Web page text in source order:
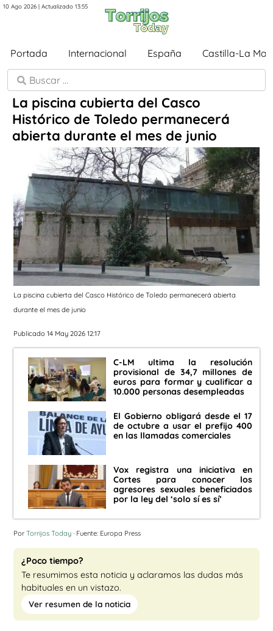
10 Ago 2026 | Actualizado 13:55
Portada Internacional España Castilla-La
La piscina cubierta del Casco
Histórico de Toledo permanecerá
abierta durante el mes de junio
La piscina cubierta del Casco Histórico de Toledo permanecerá abierta
durante el mes de junio
Publicado 14 May 2026 12:17
C-LM ultima la resolución
provisional de 34,7 millones de
euros para formar y cualificar a
10.000 personas desempleadas
El Gobierno obligará desde el 17
de octubre a usar el prefijo 400
en las llamadas comerciales
Vox registra una iniciativa en
Cortes para conocer los
agresores sexuales beneficiados
por la ley del ‘solo sí es sí’
Por Torrijos Today · Fuente: Europa Press
¿Poco tiempo?
Te resumimos esta noticia y aclaramos las dudas más
habituales en un vistazo.
Ver resumen de la noticia